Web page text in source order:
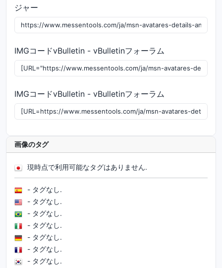
ジャー
IMGコードvBulletin - vBulletinフォーラム
IMGコードvBulletin - vBulletinフォーラム
画像のタグ
現時点で利用可能なタグはありません.
- タグなし.
- タグなし.
- タグなし.
- タグなし.
- タグなし.
- タグなし.
- タグなし.